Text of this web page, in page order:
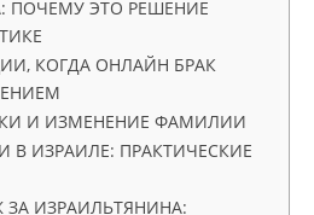
ПОЧЕМУ ЭТО РЕШЕНИЕ
КОГДА ОНЛАЙН БРАК
И ИЗМЕНЕНИЕ ФАМИЛИИ
В ИЗРАИЛЕ: ПРАКТИЧЕСКИЕ
ИЗРАИЛЬТЯНИНА: